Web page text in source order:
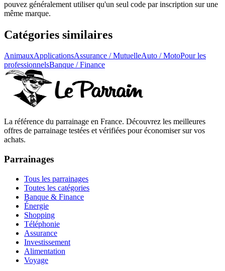
pouvez généralement utiliser qu'un seul code par inscription sur une
même marque.
Catégories similaires
AnimauxApplicationsAssurance / MutuelleAuto / MotoPour les
professionnelsBanque / Finance
La référence du parrainage en France. Découvrez les meilleures
offres de parrainage testées et vérifiées pour économiser sur vos
achats.
Parrainages
Tous les parrainages
Toutes les catégories
Banque & Finance
Énergie
Shopping
Téléphonie
Assurance
Investissement
Alimentation
Voyage